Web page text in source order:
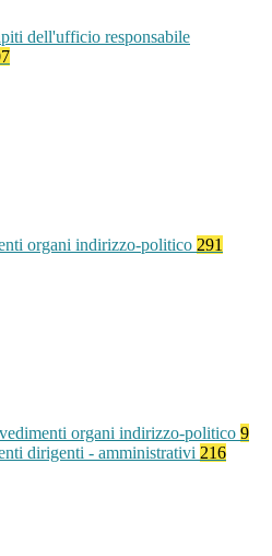
dell'ufficio responsabile
organi indirizzo-politico 291
organi indirizzo-politico 9
dirigenti - amministrativi 216